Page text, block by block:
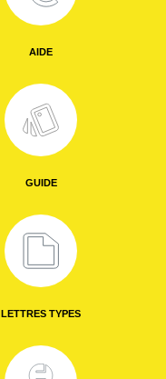
AIDE
GUIDE
LETTRES TYPES